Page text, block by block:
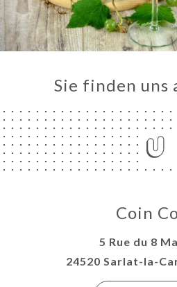
Sie finden uns
Coin
5 Rue du 8
24520 Sarlat-la-